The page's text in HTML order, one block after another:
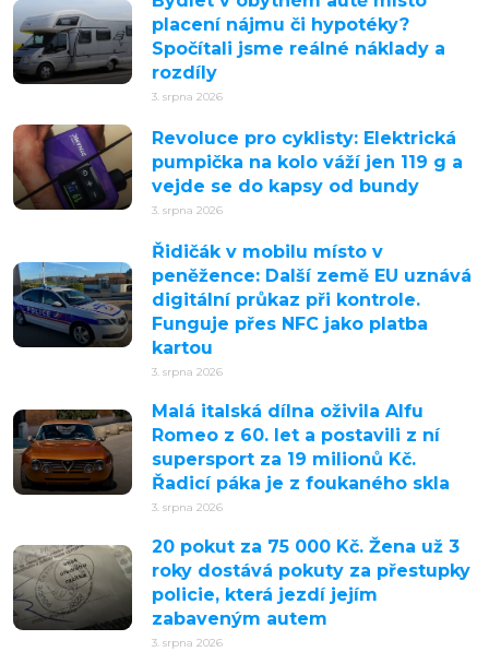
placení nájmu či hypotéky?
Spočítali jsme reálné náklady a
rozdíly
3. srpna 2026
Revoluce pro cyklisty: Elektrická
pumpička na kolo váží jen 119 g a
vejde se do kapsy od bundy
3. srpna 2026
Řidičák v mobilu místo v
peněžence: Další země EU uznává
digitální průkaz při kontrole.
Funguje přes NFC jako platba
kartou
3. srpna 2026
Malá italská dílna oživila Alfu
Romeo z 60. let a postavili z ní
supersport za 19 milionů Kč.
Řadicí páka je z foukaného skla
3. srpna 2026
20 pokut za 75 000 Kč. Žena už 3
roky dostává pokuty za přestupky
policie, která jezdí jejím
zabaveným autem
3. srpna 2026